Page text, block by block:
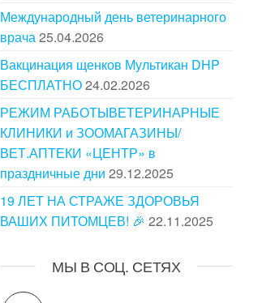
Международный день ветеринарного
врача25.04.2026
Вакцинация щенков Мультикан DHP
БЕСПЛАТНО24.02.2026
РЕЖИМ РАБОТЫВЕТЕРИНАРНЫЕ
КЛИНИКИ и ЗООМАГАЗИНЫ/
ВЕТ.АПТЕКИ «ЦЕНТР» в
праздничные дни 29.12.2025
19 ЛЕТ НА СТРАЖЕ ЗДОРОВЬЯ
ВАШИХ ПИТОМЦЕВ! 🎉 22.11.2025
МЫ В СОЦ. СЕТЯХ